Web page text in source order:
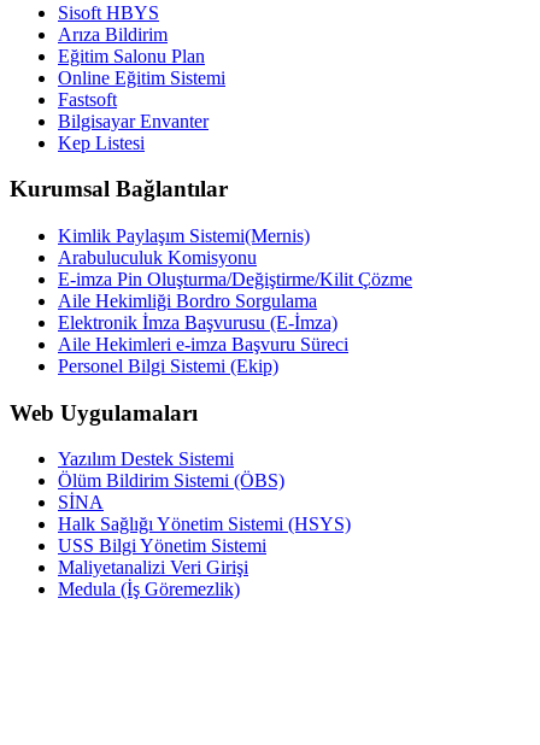
Sisoft HBYS
Arıza Bildirim
Eğitim Salonu Plan
Online Eğitim Sistemi
Fastsoft
Bilgisayar Envanter
Kep Listesi
Kurumsal Bağlantılar
Kimlik Paylaşım Sistemi(Mernis)
Arabuluculuk Komisyonu
E-imza Pin Oluşturma/Değiştirme/Kilit Çözme
Aile Hekimliği Bordro Sorgulama
Elektronik İmza Başvurusu (E-İmza)
Aile Hekimleri e-imza Başvuru Süreci
Personel Bilgi Sistemi (Ekip)
Web Uygulamaları
Yazılım Destek Sistemi
Ölüm Bildirim Sistemi (ÖBS)
SİNA
Halk Sağlığı Yönetim Sistemi (HSYS)
USS Bilgi Yönetim Sistemi
Maliyetanalizi Veri Girişi
Medula (İş Göremezlik)